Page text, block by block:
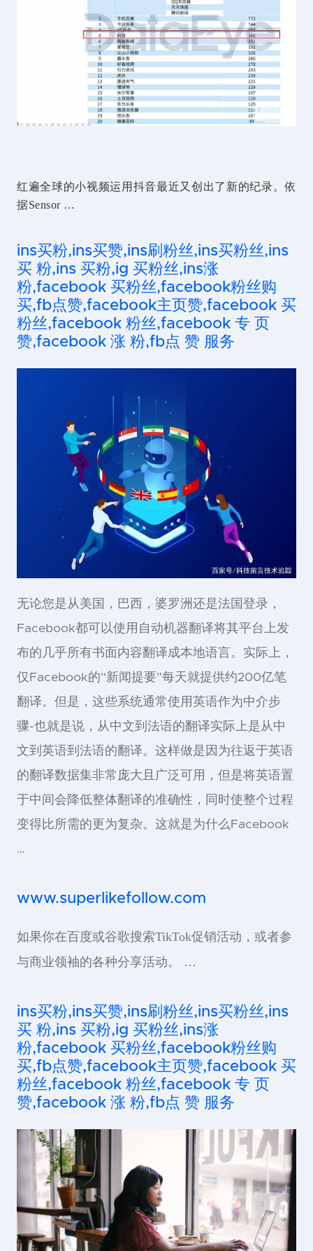
红遍全球的小视频运用抖音最近又创出了新的纪录。依
据Sensor …
ins买粉,ins买赞,ins刷粉丝,ins买粉丝,ins
买 粉,ins 买粉,ig 买粉丝,ins涨
粉,facebook 买粉丝,facebook粉丝购
买,fb点赞,facebook主页赞,facebook 买
粉丝,facebook 粉丝,facebook 专 页
赞,facebook 涨 粉,fb点 赞 服务
无论您是从美国，巴西，婆罗洲还是法国登录，
Facebook都可以使用自动机器翻译将其平台上发
布的几乎所有书面内容翻译成本地语言。实际上，
仅Facebook的“新闻提要”每天就提供约200亿笔
翻译。但是，这些系统通常使用英语作为中介步
骤-也就是说，从中文到法语的翻译实际上是从中
文到英语到法语的翻译。这样做是因为往返于英语
的翻译数据集非常庞大且广泛可用，但是将英语置
于中间会降低整体翻译的准确性，同时使整个过程
变得比所需的更为复杂。这就是为什么Facebook
…
www.superlikefollow.com
如果你在百度或谷歌搜索TikTok促销活动，或者参
与商业领袖的各种分享活动。 …
ins买粉,ins买赞,ins刷粉丝,ins买粉丝,ins
买 粉,ins 买粉,ig 买粉丝,ins涨
粉,facebook 买粉丝,facebook粉丝购
买,fb点赞,facebook主页赞,facebook 买
粉丝,facebook 粉丝,facebook 专 页
赞,facebook 涨 粉,fb点 赞 服务